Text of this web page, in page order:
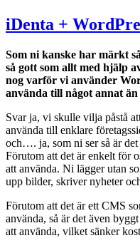
iDenta +
Som ni kanske har märkt
så gott som allt med hjälp
nog varför vi använder
använda till något annat
Svar ja, vi skulle vilja påstå
använda till enklare
och…. ja, som ni ser så är det
Förutom att det är enkelt för
att använda. Ni lägger utan
upp bilder, skriver nyheter
Förutom att det är ett CMS
använda, så är det även
att använda, vilket sänker